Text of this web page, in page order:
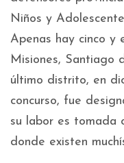
Niños y
Apenas hay cinco y
Misiones, Santiago
último distrito, en
concurso, fue
su labor es tomada
donde existen